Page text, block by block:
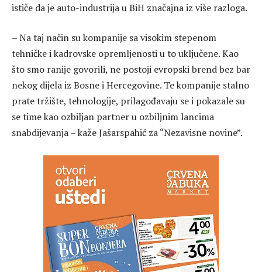
ističe da je auto-industrija u BiH značajna iz više razloga.
– Na taj način su kompanije sa visokim stepenom
tehničke i kadrovske opremljenosti u to uključene. Kao
što smo ranije govorili, ne postoji evropski brend bez bar
nekog dijela iz Bosne i Hercegovine. Te kompanije stalno
prate tržište, tehnologije, prilagođavaju se i pokazale su
se time kao ozbiljan partner u ozbiljnim lancima
snabdijevanja – kaže Jašarspahić za “Nezavisne novine”.